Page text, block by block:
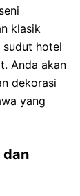
klasik
hotel
Anda akan
dekorasi
yang
dan